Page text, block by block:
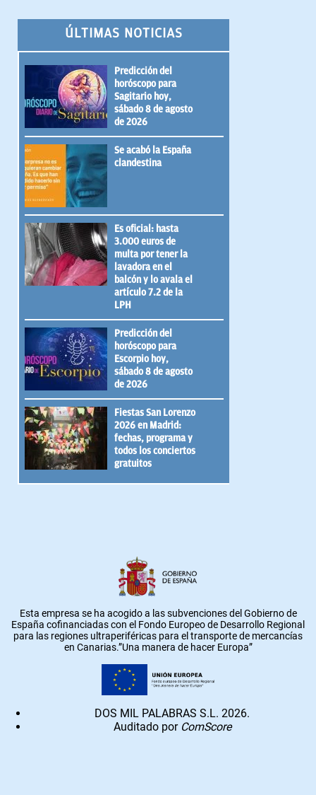
ÚLTIMAS NOTICIAS
Predicción del
horóscopo para
Sagitario hoy,
sábado 8 de agosto
de 2026
Se acabó la España
clandestina
Es oficial: hasta
3.000 euros de
multa por tener la
lavadora en el
balcón y lo avala el
artículo 7.2 de la
LPH
Predicción del
horóscopo para
Escorpio hoy,
sábado 8 de agosto
de 2026
Fiestas San Lorenzo
2026 en Madrid:
fechas, programa y
todos los conciertos
gratuitos
Esta empresa se ha acogido a las subvenciones del Gobierno de
España cofinanciadas con el Fondo Europeo de Desarrollo Regional
para las regiones ultraperiféricas para el transporte de mercancías
en Canarias.”Una manera de hacer Europa”
DOS MIL PALABRAS S.L. 2026.
Auditado por ComScore